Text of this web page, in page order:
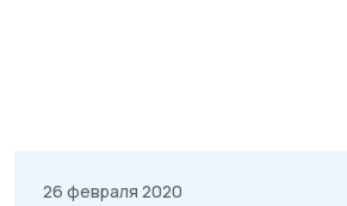
26 февраля 2020